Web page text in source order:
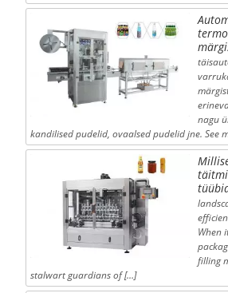
nagu
kandilised pudelid, ovaalsed pudelid jne. See
When
filling
stalwart guardians of […]